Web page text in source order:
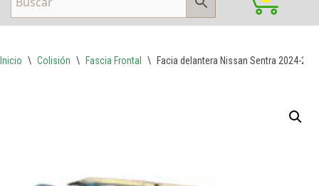
Inicio \ Colisión \ Fascia Frontal \ Facia delantera Nissan Sentra 2024-